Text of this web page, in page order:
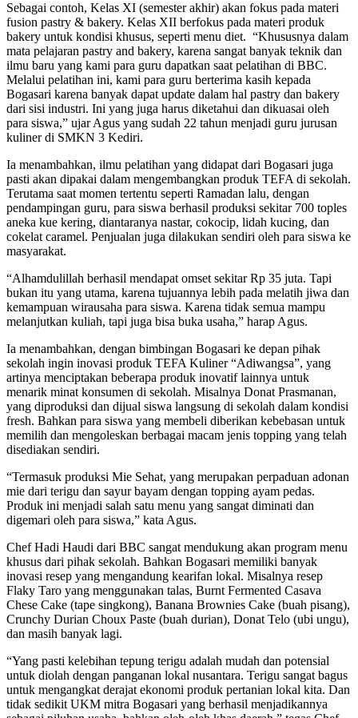
Sebagai contoh, ​Kelas XI (semester akhir) akan fokus pada materi
fusion pastry & bakery. ​Kelas XII berfokus pada materi produk
bakery untuk kondisi khusus, seperti menu diet. ​ “Khususnya dalam
mata pelajaran pastry and bakery, karena sangat banyak teknik dan
ilmu baru yang kami para guru dapatkan saat pelatihan di BBC.
Melalui pelatihan ini, kami para guru berterima kasih kepada
Bogasari karena banyak dapat update dalam hal pastry dan bakery
dari sisi industri. Ini yang juga harus diketahui dan dikuasai oleh
para siswa,” ujar Agus yang sudah 22 tahun menjadi guru jurusan
kuliner di SMKN 3 Kediri.
​Ia menambahkan, ilmu pelatihan yang didapat dari Bogasari juga
pasti akan dipakai dalam mengembangkan produk TEFA di sekolah.
Terutama saat momen tertentu seperti Ramadan lalu, dengan
pendampingan guru, para siswa berhasil produksi sekitar 700 toples
aneka kue kering, diantaranya nastar, cokocip, lidah kucing, dan
cokelat caramel. Penjualan juga dilakukan sendiri oleh para siswa ke
masyarakat.
“Alhamdulillah berhasil mendapat omset sekitar Rp 35 juta. Tapi
bukan itu yang utama, karena tujuannya lebih pada melatih jiwa dan
kemampuan wirausaha para siswa. Karena tidak semua mampu
melanjutkan kuliah, tapi juga bisa buka usaha,” harap Agus.
Ia menambahkan, dengan bimbingan Bogasari ke depan pihak
sekolah ingin inovasi produk TEFA Kuliner “Adiwangsa”, yang
artinya menciptakan beberapa produk inovatif lainnya untuk
menarik minat konsumen di sekolah. Misalnya ​Donat Prasmanan,
yang diproduksi dan dijual siswa langsung di sekolah dalam kondisi
fresh. Bahkan para siswa yang membeli diberikan kebebasan untuk
memilih dan mengoleskan berbagai macam jenis topping yang telah
disediakan sendiri.
“Termasuk produksi Mie Sehat, yang merupakan perpaduan adonan
mie dari terigu dan sayur bayam dengan topping ayam pedas.
Produk ini menjadi salah satu menu yang sangat diminati dan
digemari oleh para siswa,” kata Agus.
Chef Hadi Haudi dari BBC sangat mendukung akan program menu
khusus dari pihak sekolah. Bahkan Bogasari memiliki banyak
inovasi resep yang mengandung kearifan lokal. Misalnya resep
Flaky Taro yang menggunakan talas, Burnt Fermented Casava
Chese Cake (tape singkong), Banana Brownies Cake (buah pisang),
Crunchy Durian Choux Paste (buah durian), Donat Telo (ubi ungu),
dan masih banyak lagi.
“Yang pasti kelebihan tepung terigu adalah mudah dan potensial
untuk diolah dengan panganan lokal nusantara. Terigu sangat bagus
untuk mengangkat derajat ekonomi produk pertanian lokal kita. Dan
tidak sedikit UKM mitra Bogasari yang berhasil menjadikannya